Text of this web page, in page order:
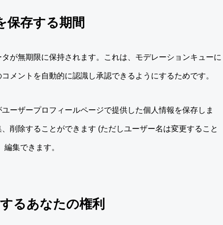
保存する期間
が無期限に保持されます。これは、モデレーションキューに
メントを自動的に認識し承認できるようにするためです。
ーザープロフィールページで提供した個人情報を保存しま
削除することができます (ただしユーザー名は変更すること
集できます。
るあなたの権利